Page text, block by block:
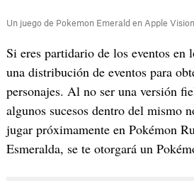
Un juego de Pokemon Emerald en Apple
Si eres partidario de los eventos en
una distribución de eventos para
personajes. Al no ser una versión
algunos sucesos dentro del mismo
jugar próximamente en Pokémon
Esmeralda, se te otorgará un